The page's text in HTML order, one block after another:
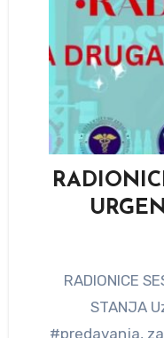
RADIONICE SESIJE DRUGIH URGENTNIH
STANJA
#predavanja,